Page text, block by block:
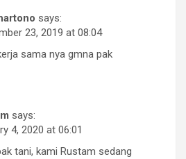
says:
23, 2019 at 08:04
sama nya gmna pak
says:
4, 2020 at 06:01
tani, kami Rustam sedang